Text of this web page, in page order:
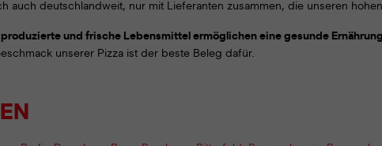
auch deutschlandweit, nur mit Lieferanten zusammen, die unseren
produzierte und frische Lebensmittel ermöglichen eine gesunde
unserer Pizza ist der beste Beleg dafür.